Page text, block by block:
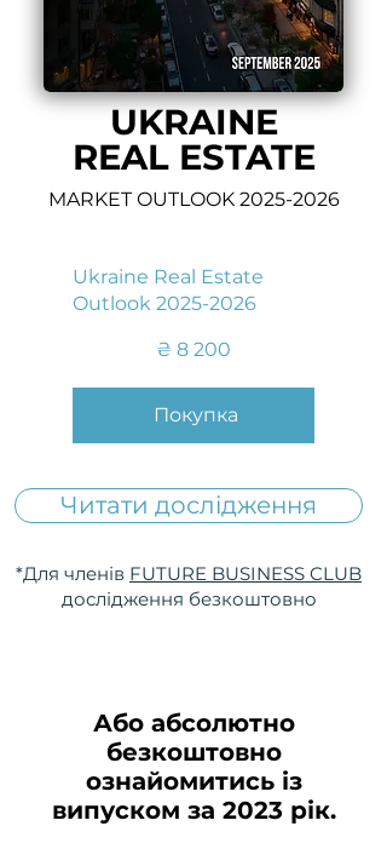
UKRAINE
REAL ESTATE
MARKET OUTLOOK 2025-2026
Ukraine Real Estate
Outlook 2025-2026
₴ 8 200
Покупка
Читати дослідження
*Для членів FUTURE BUSINESS CLUB
дослідження безкоштовно
Або абсолютно
безкоштовно
ознайомитись із
випуском за 2023 рік.